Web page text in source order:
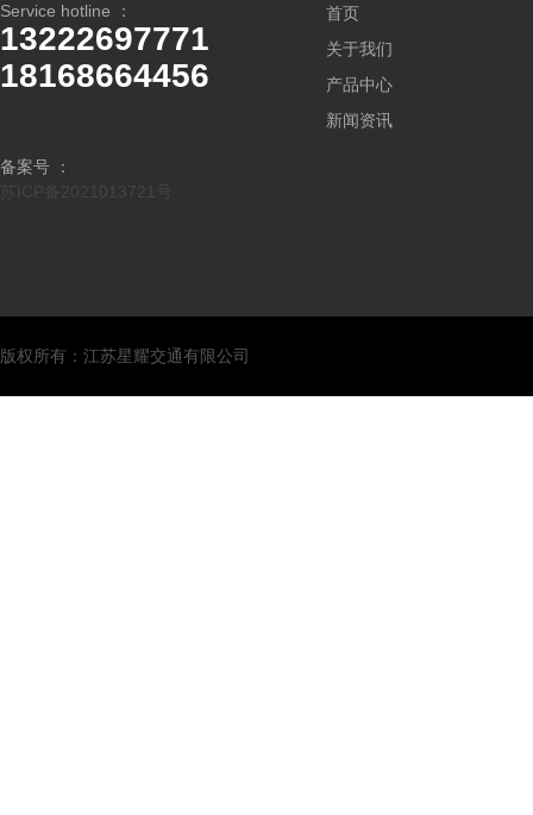
Service hotline ：
13222697771
18168664456
备案号 ：
首页
关于我们
产品中心
新闻资讯
版权所有：江苏星耀交通有限公司